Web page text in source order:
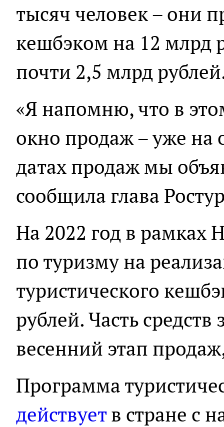
тысяч человек – они
кешбэком на 12 млрд
почти 2,5 млрд
«Я напомню, что в
окно продаж – уже на
датах продаж мы
сообщила глава
На 2022 год в рамках
по туризму на
туристического
рублей. Часть
весенний этап
Программа
действуетв стране с